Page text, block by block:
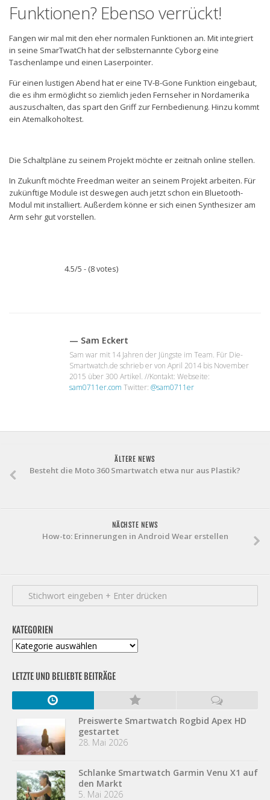
Funktionen? Ebenso verrückt!
Fangen wir mal mit den eher normalen Funktionen an. Mit integriert
in seine SmarTwatCh hat der selbsternannte Cyborg eine
Taschenlampe und einen Laserpointer.
Für einen lustigen Abend hat er eine TV-B-Gone Funktion eingebaut,
die es ihm ermöglicht so ziemlich jeden Fernseher in Nordamerika
auszuschalten, das spart den Griff zur Fernbedienung. Hinzu kommt
ein Atemalkoholtest.
Die Schaltpläne zu seinem Projekt möchte er zeitnah online stellen.
In Zukunft möchte Freedman weiter an seinem Projekt arbeiten. Für
zukünftige Module ist deswegen auch jetzt schon ein Bluetooth-
Modul mit installiert. Außerdem könne er sich einen Synthesizer am
Arm sehr gut vorstellen.
4.5/5 - (8 votes)
— Sam Eckert
Sam war mit 14 Jahren der Jüngste im Team. Für Die-
Smartwatch.de schrieb er von April 2014 bis November
2015 über 300 Artikel. //Kontakt: Webseite:
sam0711er.com Twitter: @sam0711er
ÄLTERE NEWS
Besteht die Moto 360 Smartwatch etwa nur aus Plastik?
NÄCHSTE NEWS
How-to: Erinnerungen in Android Wear erstellen
KATEGORIEN
Kategorien
LETZTE UND BELIEBTE BEITRÄGE
Preiswerte Smartwatch Rogbid Apex HD
gestartet
28. Mai 2026
Schlanke Smartwatch Garmin Venu X1 auf
den Markt
5. Mai 2026